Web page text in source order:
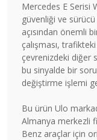
Mercedes E Serisi
güvenliği ve
açısından önemli
çalışması,
çevrenizdeki diğer
bu sinyalde bir
değiştirme işlemi
Bu ürün Ulo
Almanya merkezli
Benz araçlar için